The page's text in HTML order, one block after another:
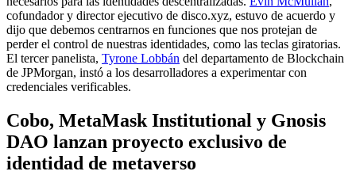
cofundador y director ejecutivo de disco.xyz, estuvo de acuerdo y
dijo que debemos centrarnos en funciones que nos protejan de
perder el control de nuestras identidades, como las teclas giratorias.
El tercer panelista, Tyrone Lobbán del departamento de Blockchain
de JPMorgan, instó a los desarrolladores a experimentar con
credenciales verificables.
Cobo, MetaMask Institutional y Gnosis
DAO lanzan proyecto exclusivo de
identidad de metaverso